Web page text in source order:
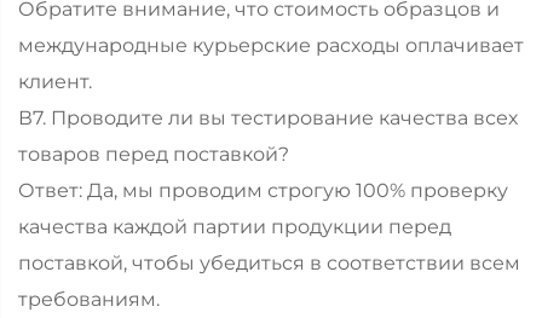
Обратите внимание, что стоимость образцов и
международные курьерские расходы оплачивает
клиент.
В7. Проводите ли вы тестирование качества всех
товаров перед поставкой?
Ответ: Да, мы проводим строгую 100% проверку
качества каждой партии продукции перед
поставкой, чтобы убедиться в соответствии всем
требованиям.